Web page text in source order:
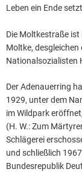
Leben ein Ende
Die Moltkestraße
Moltke, desgleichen
Nationalsozialisten
Der Adenauerring
1929, unter dem
im Wildpark
(H. W.: Zum
Schlägerei
und schließlich
Bundesrepublik